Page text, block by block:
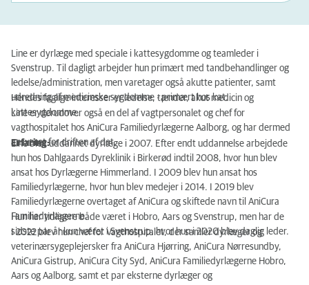
Line er dyrlæge med speciale i kattesygdomme og teamleder i
Svenstrup. Til dagligt arbejder hun primært med tandbehandlinger og
ledelse/administration, men varetager også akutte patienter, samt
udredning af medicinske sygdomme - primært hos kat.
Hendes faglige interesser er ledelse, tænder, akut medicin og
kattesygdomme.
Line er derudover også en del af vagtpersonalet og chef for
vagthospitalet hos AniCura Familiedyrlægerne Aalborg, og har dermed
ansvaret for driften af det.
Erfaring:
Line blev uddannet dyrlæge i 2007. Efter endt uddannelse arbejdede
hun hos Dahlgaards Dyreklinik i Birkerød indtil 2008, hvor hun blev
ansat hos Dyrlægerne Himmerland. I 2009 blev hun ansat hos
Familiedyrlægerne, hvor hun blev medejer i 2014. I 2019 blev
Familiedyrlægerne overtaget af AniCura og skiftede navn til AniCura
Familiedyrlægerne.
Hun har tidligere både været i Hobro, Aars og Svenstrup, men har de
sidste par år kun været i Svenstrup, hvor hun i 2020 blev daglig leder.
I 2022 blev hun chef for Vagthospitalet, der samler dyrlæger og
veterinærsygeplejersker fra AniCura Hjørring, AniCura Nørresundby,
AniCura Gistrup, AniCura City Syd, AniCura Familiedyrlægerne Hobro,
Aars og Aalborg, samt et par eksterne dyrlæger og